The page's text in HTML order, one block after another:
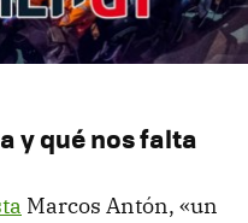
y qué nos falta
Marcos Antón, «un